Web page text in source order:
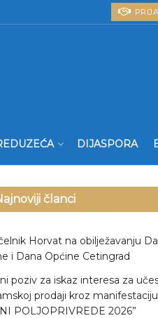
DIJASPORA
članci
Horvat na obilježavanju
i Dana Općine Cetingrad
poziv za iskaz interesa za
prodaji kroz
POLJOPRIVREDE 2026”